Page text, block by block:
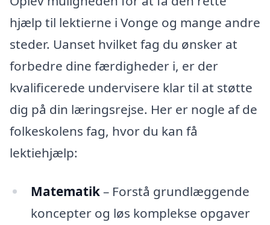
hjælp til lektierne i Vonge og mange andre
steder. Uanset hvilket fag du ønsker at
forbedre dine færdigheder i, er der
kvalificerede undervisere klar til at støtte
dig på din læringsrejse. Her er nogle af de
folkeskolens fag, hvor du kan få
lektiehjælp:
Matematik– Forstå grundlæggende
koncepter og løs komplekse opgaver